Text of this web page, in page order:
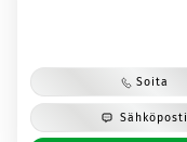
Soita
Sähköposti